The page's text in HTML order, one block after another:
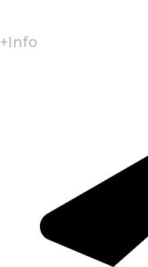
+Info